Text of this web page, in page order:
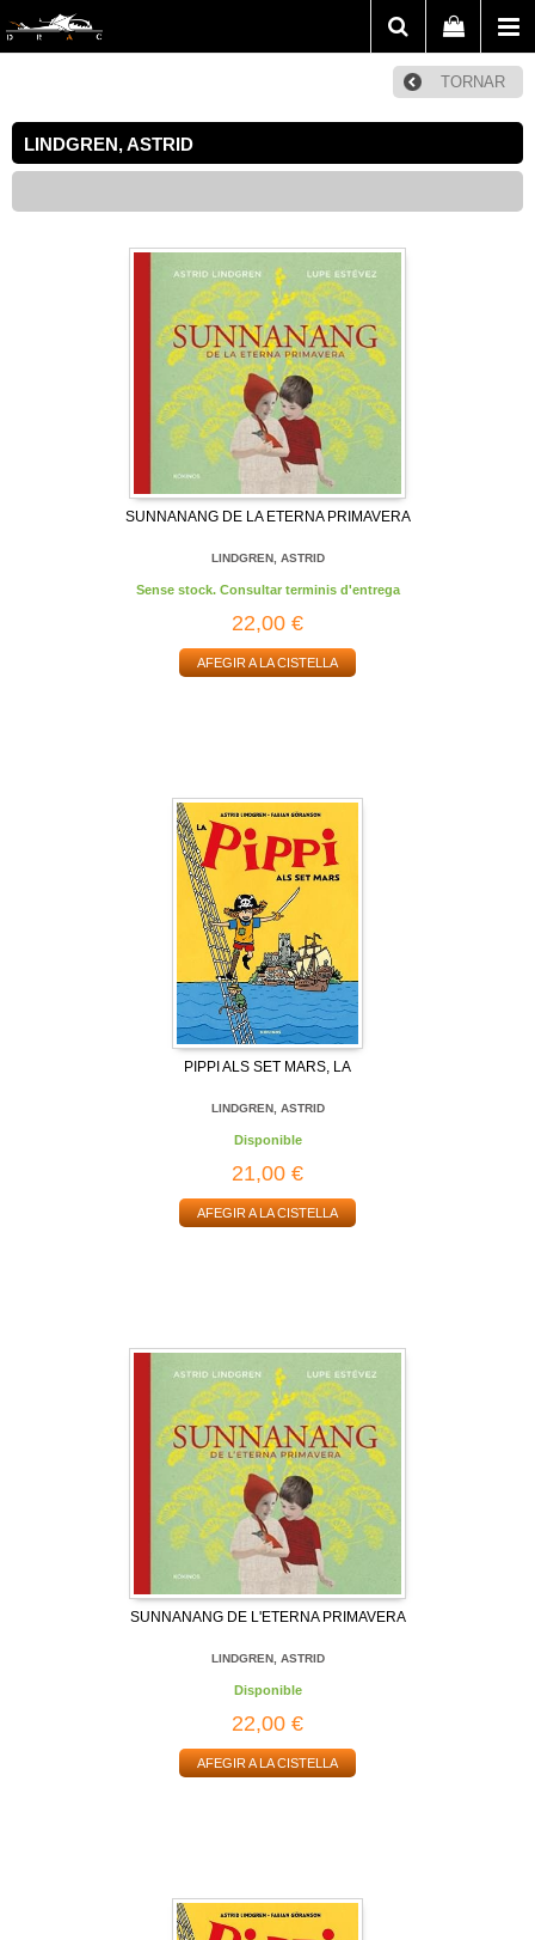
TORNAR
LINDGREN, ASTRID
SUNNANANG DE LA ETERNA PRIMAVERA
LINDGREN, ASTRID
Sense stock. Consultar terminis d'entrega
22,00 €
AFEGIR A LA CISTELLA
PIPPI ALS SET MARS, LA
LINDGREN, ASTRID
Disponible
21,00 €
AFEGIR A LA CISTELLA
SUNNANANG DE L'ETERNA PRIMAVERA
LINDGREN, ASTRID
Disponible
22,00 €
AFEGIR A LA CISTELLA